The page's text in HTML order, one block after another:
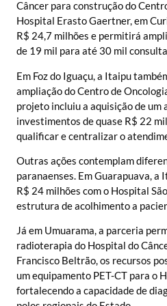
Câncer para construção do
Hospital Erasto Gaertner, em
R$ 24,7 milhões e permitirá
de 19 mil para até 30 mil
Em Foz do Iguaçu, a Itaipu
ampliação do Centro de
projeto incluiu a aquisição de um
investimentos de quase R$ 22
qualificar e centralizar o
Outras ações contemplam
paranaenses. Em Guarapuava, a
R$ 24 milhões com o Hospital
estrutura de acolhimento a
Já em Umuarama, a parceria
radioterapia do Hospital do
Francisco Beltrão, os recursos
um equipamento PET-CT para o
fortalecendo a capacidade de